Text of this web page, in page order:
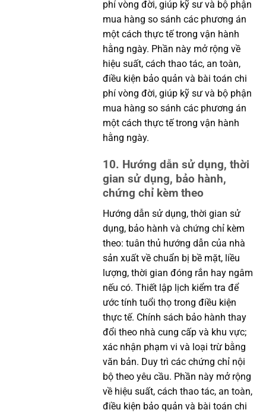
phí vòng đời, giúp kỹ sư và bộ phận
mua hàng so sánh các phương án
một cách thực tế trong vận hành
hằng ngày. Phần này mở rộng về
hiệu suất, cách thao tác, an toàn,
điều kiện bảo quản và bài toán chi
phí vòng đời, giúp kỹ sư và bộ phận
mua hàng so sánh các phương án
một cách thực tế trong vận hành
hằng ngày.
10. Hướng dẫn sử dụng, thời
gian sử dụng, bảo hành,
chứng chỉ kèm theo
Hướng dẫn sử dụng, thời gian sử
dụng, bảo hành và chứng chỉ kèm
theo: tuân thủ hướng dẫn của nhà
sản xuất về chuẩn bị bề mặt, liều
lượng, thời gian đóng rắn hay ngâm
nếu có. Thiết lập lịch kiểm tra để
ước tính tuổi thọ trong điều kiện
thực tế. Chính sách bảo hành thay
đổi theo nhà cung cấp và khu vực;
xác nhận phạm vi và loại trừ bằng
văn bản. Duy trì các chứng chỉ nội
bộ theo yêu cầu. Phần này mở rộng
về hiệu suất, cách thao tác, an toàn,
điều kiện bảo quản và bài toán chi